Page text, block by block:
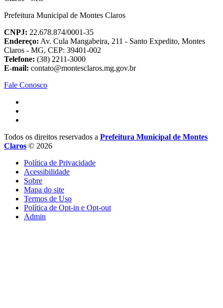
Prefeitura Municipal de Montes Claros
CNPJ: 22.678.874/0001-35
Endereço: Av. Cula Mangabeira, 211 - Santo Expedito, Montes
Claros - MG, CEP: 39401-002
Telefone: (38) 2211-3000
E-mail: contato@montesclaros.mg.gov.br
Fale Conosco
Todos os direitos reservados a Prefeitura Municipal de Montes
Claros © 2026
Política de Privacidade
Acessibilidade
Sobre
Mapa do site
Termos de Uso
Política de Opt-in e Opt-out
Admin